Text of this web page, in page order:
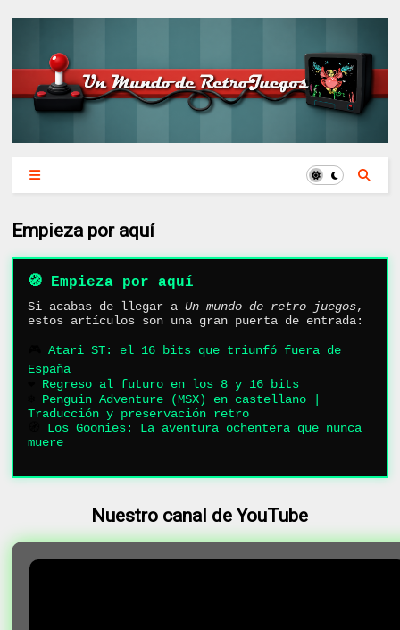
Empieza por aquí
🧭 Empieza por aquí
Si acabas de llegar aUn mundo de retro juegos,
estos artículos son una gran puerta de entrada:
🎮Atari ST: el 16 bits que triunfó fuera de
España
Regreso al futuro en los 8 y 16 bits
Penguin Adventure (MSX) en castellano |
Traducción y preservación retro
Los Goonies: La aventura ochentera que nunca
muere
Nuestro canal de YouTube